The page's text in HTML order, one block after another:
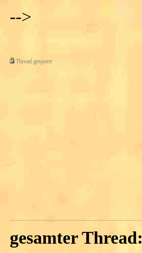
-->
Thread gesperrt
gesamter Thread: